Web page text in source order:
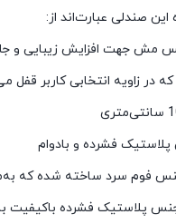
صندلی عبارت‌اند از:
مش جهت افزایش زیبایی و
که در زاویه انتخابی کاربر قفل
فشرده و بادوام
فوم سرد ساخته شده که
پلاستیک فشرده باکیفیت